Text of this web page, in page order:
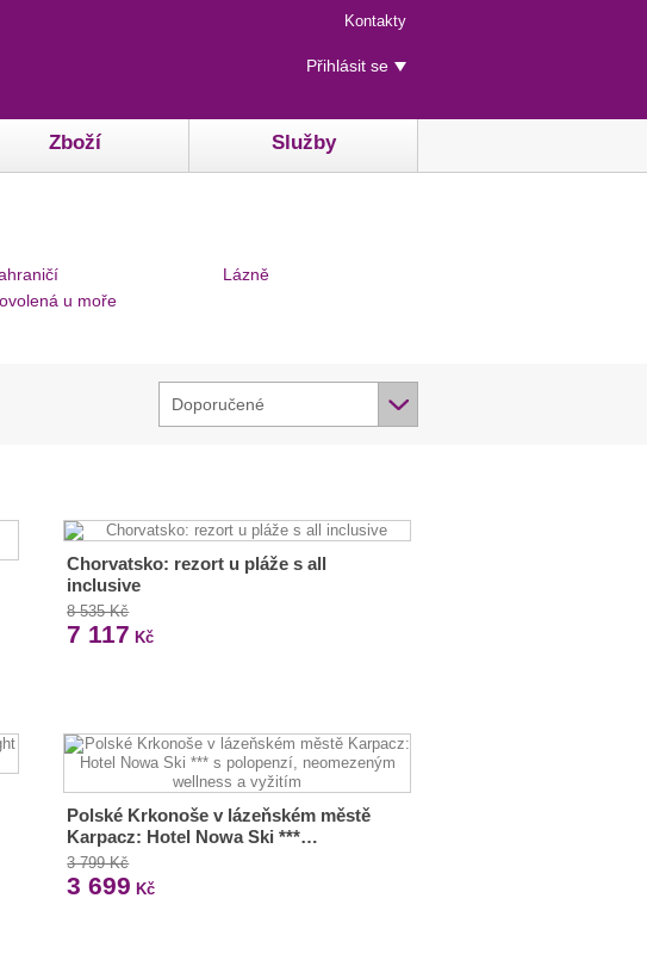
Menu
rychlého
přístupu
Kontakty
Uživatelské
menu
Přihlásit se
Zboží Služby
u moře
Lázně
Doporučené
Chorvatsko: rezort u pláže s all
inclusive
8 535 Kč
7 117 Kč
Polské Krkonoše v lázeňském městě
Karpacz: Hotel Nowa Ski ***…
3 799 Kč
3 699 Kč